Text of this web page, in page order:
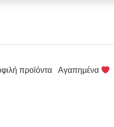
προϊόντα Αγαπημένα